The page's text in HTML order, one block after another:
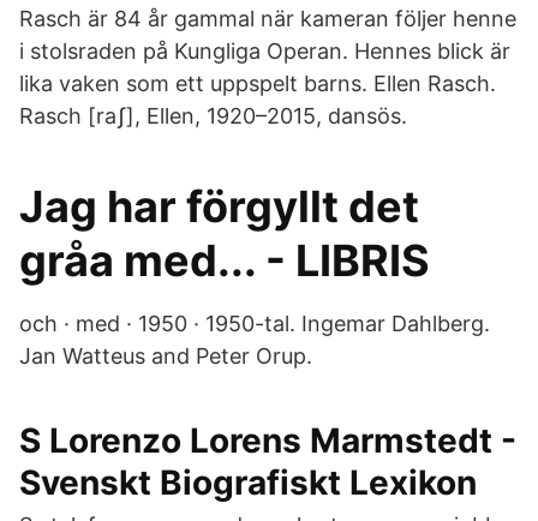
Rasch är 84 år gammal när kameran följer henne
i stolsraden på Kungliga Operan. Hennes blick är
lika vaken som ett uppspelt barns. Ellen Rasch.
Rasch [raʃ], Ellen, 1920–2015, dansös.
Jag har förgyllt det
gråa med... - LIBRIS
och · med · 1950 · 1950-tal. Ingemar Dahlberg.
Jan Watteus and Peter Orup.
S Lorenzo Lorens Marmstedt -
Svenskt Biografiskt Lexikon